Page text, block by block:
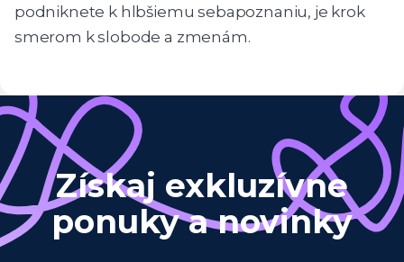
podniknete k hlbšiemu sebapoznaniu, je krok
smerom k slobode a zmenám.
Získaj exkluzívne
ponuky a novinky